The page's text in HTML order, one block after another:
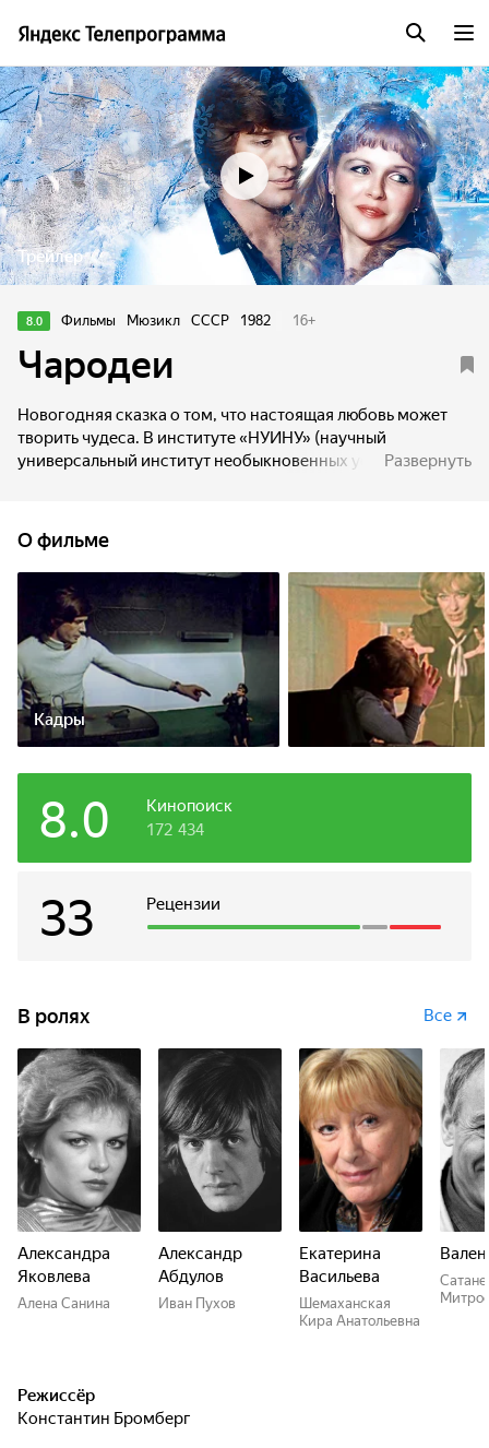
Трейлер
8.0 Фильмы Мюзикл СССР 1982 16+
Чародеи
Новогодняя сказка о том, что настоящая любовь может
творить чудеса. В институте «НУИНУ» (научный
универсальный институт необыкновенных услуг) кипит
Новогодний вечер. Но тут в дело вступают противники
директора института, преследующие свои цели...
Развернуть
О фильме
Кадры
Кинопоиск
8.0 172 434
Рецензии
33
В ролях Все
Александра
Яковлева
Алена Санина
Александр
Абдулов
Иван Пухов
Екатерина
Васильева
Шемаханская
Кира Анатольевна
Режиссёр
Константин Бромберг